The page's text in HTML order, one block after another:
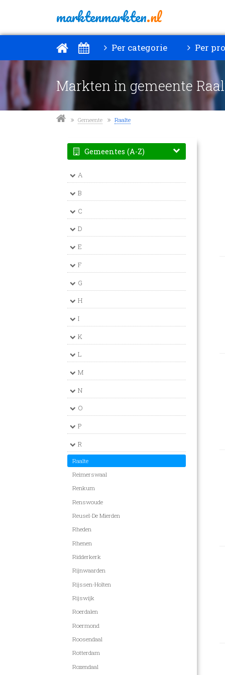
marktenmarkten.nl
Per categorie Per
Markten in gemeente
Gemeente Raalte
Gemeentes (A-Z)
A
B
C
D
E
F
G
H
I
K
L
M
N
O
P
R
Raalte
Reimerswaal
Renkum
Renswoude
Reusel-De Mierden
Rheden
Rhenen
Ridderkerk
Rijnwaarden
Rijssen-Holten
Rijswijk
Roerdalen
Roermond
Roosendaal
Rotterdam
Rozendaal